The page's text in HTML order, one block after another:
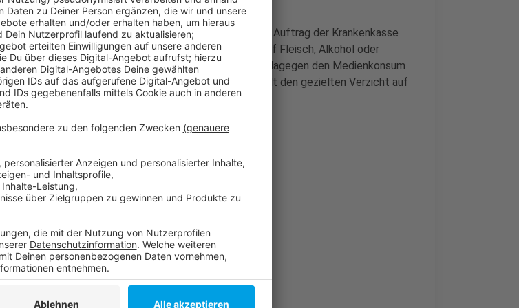
wird, ist vielfältig: Laut einer forsa-Umfrage im Auftrag der Krankenkasse
die meisten Befragten in diesem Jahr am ehesten auf Fleisch, Alkohol oder
verzichten. Weniger Menschen als im Vorjahr wollen dagegen den Medienkonsum
Die deutliche Mehrheit (63 Prozent) der Befragten hält den gezielten Verzicht auf
Konsummittel für sinnvoll.
und Links zum Thema
der DAK
die Wagen vom Rosenmontagszug aus